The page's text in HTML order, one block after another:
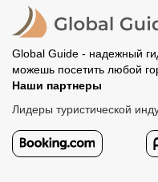
организатору напрямую
Global Guide - надежный
можешь посетить любой
Наши партнеры
Лидеры туристической